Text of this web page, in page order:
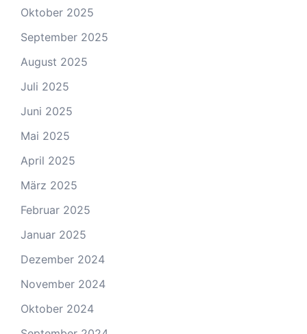
Oktober 2025
September 2025
August 2025
Juli 2025
Juni 2025
Mai 2025
April 2025
März 2025
Februar 2025
Januar 2025
Dezember 2024
November 2024
Oktober 2024